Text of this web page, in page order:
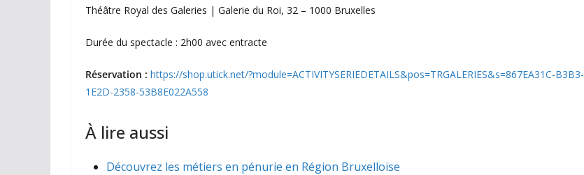
Théâtre Royal des Galeries | Galerie du Roi, 32 – 1000 Bruxelles
Durée du spectacle : 2h00 avec entracte
Réservation : https://shop.utick.net/?module=ACTIVITYSERIEDETAILS&pos=TRGALERIES&s=867EA31C-B3B3-
1E2D-2358-53B8E022A558
À lire aussi
Découvrez les métiers en pénurie en Région Bruxelloise